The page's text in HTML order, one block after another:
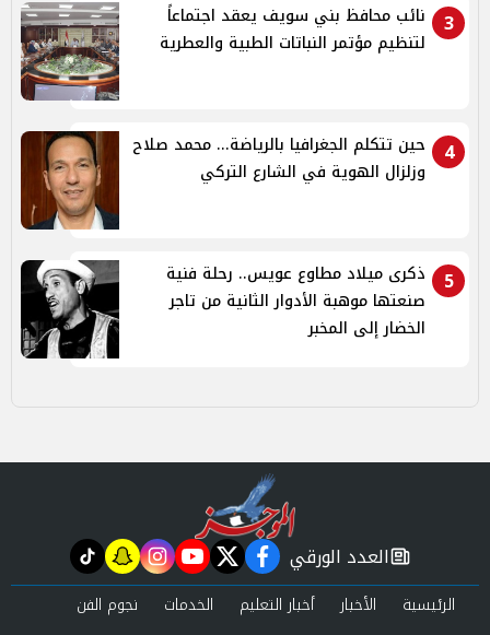
3
نائب محافظ بني سويف يعقد اجتماعاً
لتنظيم مؤتمر النباتات الطبية والعطرية
4
حين تتكلم الجغرافيا بالرياضة... محمد صلاح
وزلزال الهوية في الشارع التركي
5
ذكرى ميلاد مطاوع عويس.. رحلة فنية
صنعتها موهبة الأدوار الثانية من تاجر
الخضار إلى المخبر
newspaper
العدد الورقي facebook
twitter
youtube
instagram
snapchat
tiktok
الرئيسية الأخبار أخبار التعليم الخدمات
نجوم الفن